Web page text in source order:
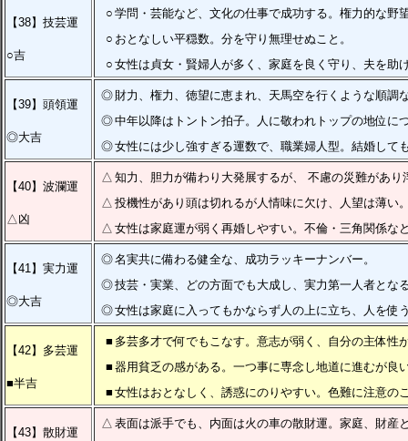
【38】技芸運
○吉
○ 学問・芸能など、文化の仕事で成功する。権力的な野
○ おとなしい平穏数。分を守り無理せぬこと。
○ 女性は貞女・賢婦人が多く、家庭を良く守り、夫を助
【39】頭領運
◎大吉
◎ 財力、権力、徳望に恵まれ、天馬空を行くような順調
◎中年以降はトントン拍子。人に敬われトップの地位に
◎女性には少し強すぎる運数で、職業婦人型。結婚して
【40】波瀾運
△凶
△ 知力、胆力が備わり大発展するが、 不慮の災難があり
△ 投機性があり頭は切れるが人情味に欠け、人望は薄い
△ 女性は家庭運が弱く再婚しやすい。不倫・三角関係な
【41】実力運
◎大吉
◎名実共に備わる健全な、成功ラッキーナンバー。
◎技芸・実業、どの方面でも大成し、実力第一人者とな
◎女性は家庭に入ってもかならず人の上に立ち、人を使
【42】多芸運
■半吉
■ 多芸多才で何でもこなす。意志が弱く、自分の主体性
■ 器用貧乏の感がある。一つ事に専念し地道に進むが良
■ 女性はおとなしく、誘惑にのりやすい。色難に注意の
【43】散財運
△ 表面は派手でも、内面は火の車の散財運。家庭、財産